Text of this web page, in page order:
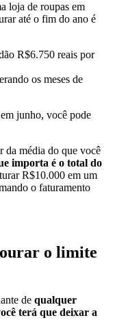
loja de roupas em
até o fim do ano é
R$6.750 reais por
os meses de
junho, você pode
da média do que você
importa é o total do
R$10.000 em um
o faturamento
o limite
de qualquer
terá que deixar a